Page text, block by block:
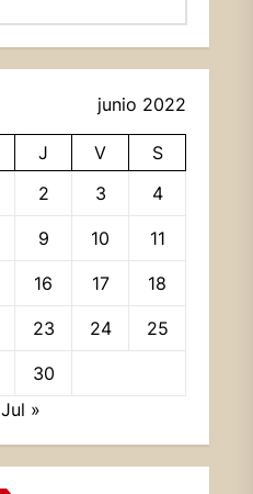
junio 2022
J V
S
2 3 4
9 10 11
16 17 18
23 24 25
30
Jul »